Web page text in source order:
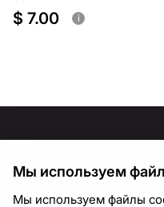
$ 7.00 i
Мы используем
Мы используем файлы